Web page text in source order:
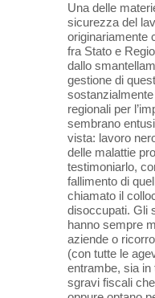
Una delle
sicurezza del
originariamente
fra Stato e
dallo
gestione di
regionali per
sembrano
vista: lavoro
delle malattie
testimoniarlo,
fallimento di
chiamato il
disoccupati. Gli
hanno sempre
aziende o
(con tutte le
entrambe, sia in
sgravi fiscali